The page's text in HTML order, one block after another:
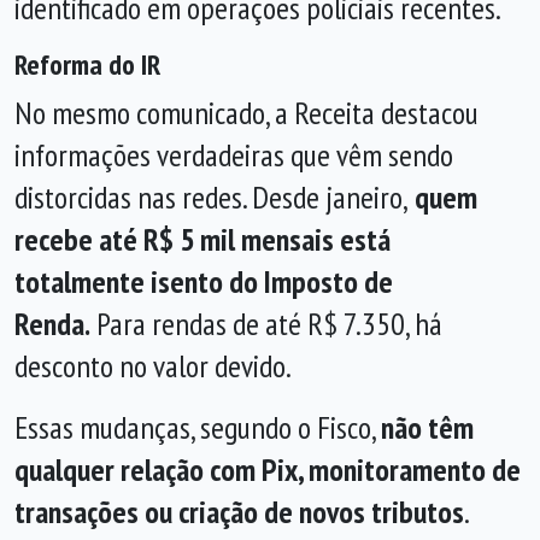
Reforma do IR
No mesmo comunicado, a Receita destacou
informações verdadeiras que vêm sendo
distorcidas nas redes. Desde janeiro, quem
recebe até R$ 5 mil mensais está
totalmente isento do Imposto de
Renda. Para rendas de até R$ 7.350, há
desconto no valor devido.
Essas mudanças, segundo o Fisco,não têm
qualquer relação com Pix, monitoramento de
transações ou criação de novos tributos.